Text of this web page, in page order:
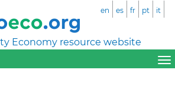
Economy resource website
en es fr pt it